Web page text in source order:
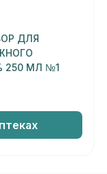
ДЛЯ
250 МЛ №1